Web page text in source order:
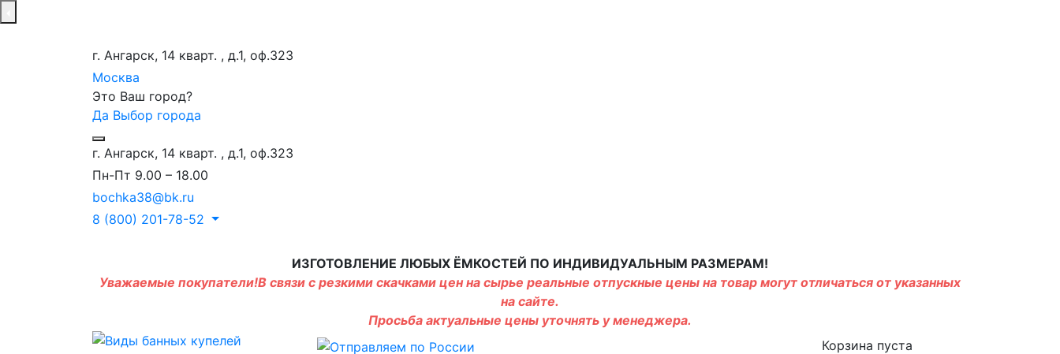
г. Ангарск, 14 кварт. , д.1, оф.323
Москва
Это Ваш город?
Да Выбор города
г. Ангарск, 14 кварт. , д.1, оф.323
Пн-Пт 9.00 – 18.00
bochka38@bk.ru
8 (800) 201-78-52
ИЗГОТОВЛЕНИЕ ЛЮБЫХ ЁМКОСТЕЙ ПО ИНДИВИДУАЛЬНЫМ РАЗМЕРАМ!
Уважаемые покупатели!В связи с резкими скачками цен на сырье реальные отпускные цены на товар могут отличаться от указанных
на сайте.
Просьба актуальные цены уточнять у менеджера.
Корзина пуста